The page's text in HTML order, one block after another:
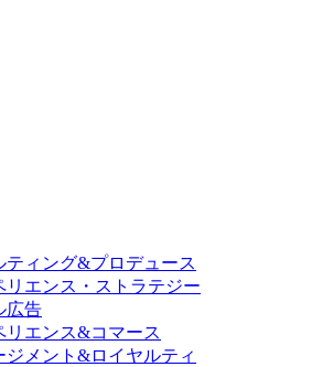
ティング&プロデュース
リエンス・ストラテジー
広告
リエンス&コマース
ジメント&ロイヤルティ